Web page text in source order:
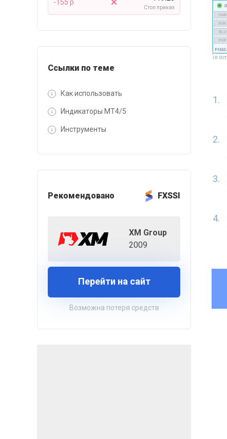
-155 p
Стоп приказ
Ссылки по теме
Как использовать
Индикаторы MT4/5
Инструменты
Рекомендовано FXSSI
XM Group
2009
Перейти на сайт
Возможна потеря средств